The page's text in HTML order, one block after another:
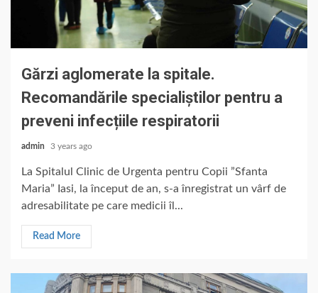
Gărzi aglomerate la spitale.
Recomandările specialiștilor pentru a
preveni infecțiile respiratorii
admin 3 years ago
La Spitalul Clinic de Urgenta pentru Copii ”Sfanta
Maria” Iasi, la început de an, s-a înregistrat un vârf de
adresabilitate pe care medicii îl...
Read More